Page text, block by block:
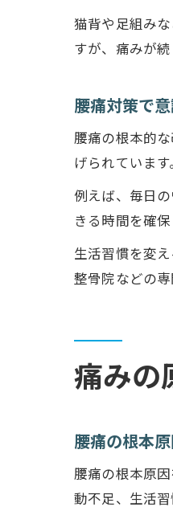
猫背や足組み
すが、痛みが
腰痛対策で
腰痛の根本的
げられていま
例えば、毎日
きる時間を確
生活習慣を変
整骨院などの
痛みの
腰痛の根本
腰痛の根本原
動不足、生活